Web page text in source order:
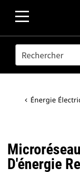
SEARCH
Énergie
D'énergie